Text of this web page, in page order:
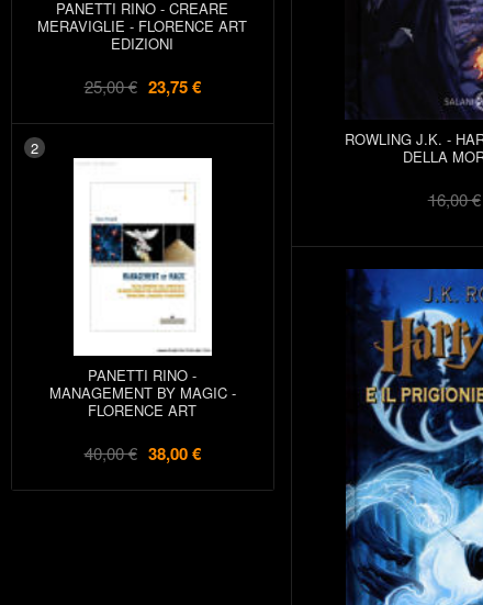
PANETTI RINO - CREARE
MERAVIGLIE - FLORENCE ART
EDIZIONI
25,00 € 23,75 €
2
PANETTI RINO -
MANAGEMENT BY MAGIC -
FLORENCE ART
40,00 € 38,00 €
ROWLING J.K. -
DELLA
16,00 €